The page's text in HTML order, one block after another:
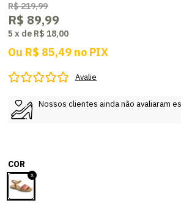
R$ 219,99
R$ 89,99
5 x de R$ 18,00
Ou R$ 85,49 no PIX
Avalie
Nossos clientes ainda não avaliaram
COR